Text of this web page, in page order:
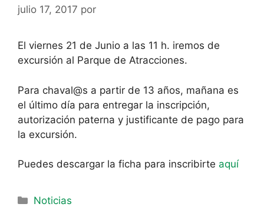
julio 17, 2017 por
El viernes 21 de Junio a las 11 h. iremos de
excursión al Parque de Atracciones.
Para chaval@s a partir de 13 años, mañana es
el último día para entregar la inscripción,
autorización paterna y justificante de pago para
la excursión.
Puedes descargar la ficha para inscribirte aquí
Noticias